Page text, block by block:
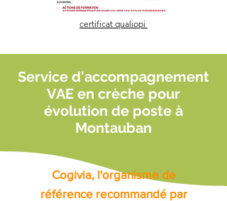
certificat qualiopi
Service d'accompagnement
VAE en crèche pour
évolution de poste à
Montauban
Cogivia, l'organisme de
référence recommandé par